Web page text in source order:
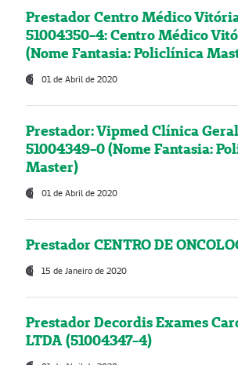
Prestador Centro Médico
51004350-4: Centro Médico
(Nome Fantasia: Policlínica
01 de Abril de 2020
Prestador: Vipmed Clínica
51004349-0 (Nome Fantasia:
Master)
01 de Abril de 2020
Prestador CENTRO DE
15 de Janeiro de 2020
Prestador Decordis Exames
LTDA (51004347-4)